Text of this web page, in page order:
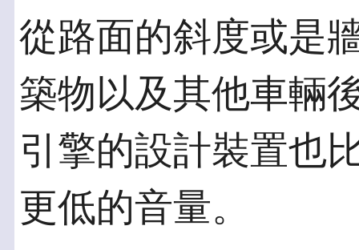
從路面的斜度或是
築物以及其他車輛
引擎的設計裝置也
更低的音量。